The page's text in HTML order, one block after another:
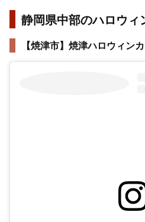
静岡県中部のハロウィ
【焼津市】焼津ハロウィン